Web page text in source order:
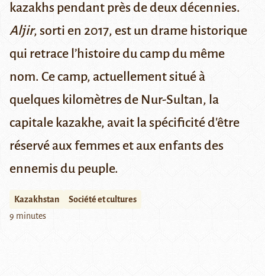
kazakhs pendant près de deux décennies.
Aljir, sorti en 2017, est un drame historique
qui retrace l’histoire du camp du même
nom. Ce camp, actuellement situé à
quelques kilomètres de Nur-Sultan, la
capitale kazakhe, avait la spécificité d'être
réservé aux femmes et aux enfants des
ennemis du peuple.
Kazakhstan
Société et cultures
9 minutes